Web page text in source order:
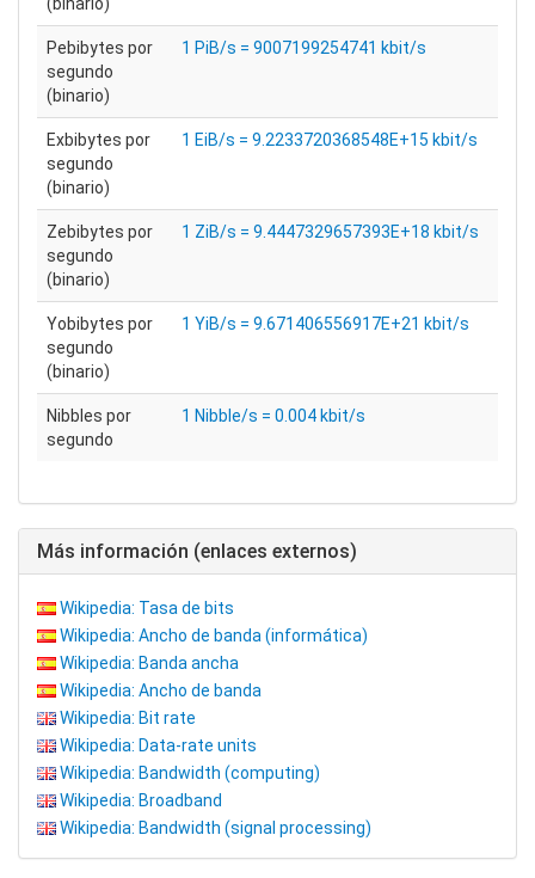
Pebibytes por
segundo
(binario)
1 PiB/s = 9007199254741 kbit/s
Exbibytes por
segundo
(binario)
1 EiB/s = 9.2233720368548E+15 kbit/s
Zebibytes por
segundo
(binario)
1 ZiB/s = 9.4447329657393E+18 kbit/s
Yobibytes por
segundo
(binario)
1 YiB/s = 9.671406556917E+21 kbit/s
Nibbles por
segundo
1 Nibble/s = 0.004 kbit/s
Más información (enlaces externos)
Wikipedia: Tasa de bits
Wikipedia: Ancho de banda (informática)
Wikipedia: Banda ancha
Wikipedia: Ancho de banda
Wikipedia: Bit rate
Wikipedia: Data-rate units
Wikipedia: Bandwidth (computing)
Wikipedia: Broadband
Wikipedia: Bandwidth (signal processing)